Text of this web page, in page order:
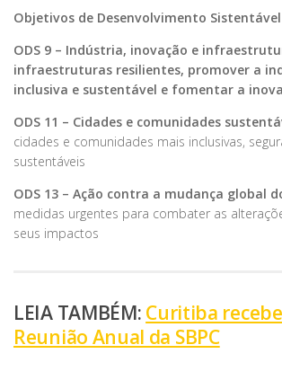
Objetivos de Desenvolvimento
ODS 9 – Indústria, inovação e
infraestruturas resilientes, promover a
inclusiva e sustentável e fomentar a
ODS 11 – Cidades e comunidades
cidades e comunidades mais inclusivas,
sustentáveis
ODS 13 – Ação contra a mudança global
medidas urgentes para combater as
seus impactos
LEIA TAMBÉM: Curitiba recebe
Reunião Anual da SBPC